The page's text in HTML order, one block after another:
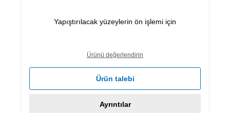
Yapıştırılacak yüzeylerin ön işlemi için
Ürünü değerlendirin
Ürün talebi
Ayrıntılar